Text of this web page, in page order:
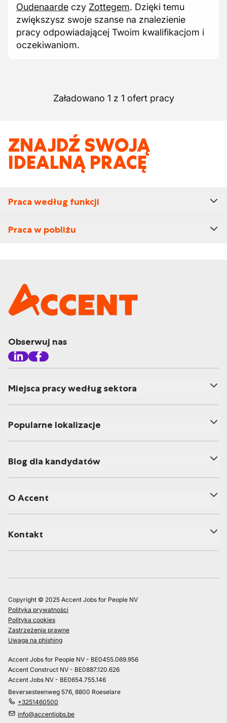
Oudenaarde czy Zottegem. Dzięki temu
zwiększysz swoje szanse na znalezienie
pracy odpowiadającej Twoim kwalifikacjom i
oczekiwaniom.
Załadowano 1 z 1 ofert pracy
ZNAJDŹ SWOJĄ
IDEALNĄ PRACĘ
Praca według funkcji
Praca w pobliżu
Obserwuj nas
Miejsca pracy według sektora
Popularne lokalizacje
Blog dla kandydatów
O Accent
Kontakt
Copyright © 2025 Accent Jobs for People NV
Polityka prywatności
Polityka cookies
Zastrzeżenia prawne
Uwaga na phishing
Accent Jobs for People NV - BE0455.069.956
Accent Construct NV - BE0887.120.626
Accent Jobs NV - BE0654.755.146
Beversesteenweg 576, 8800 Roeselare
+3251460500
info@accentjobs.be